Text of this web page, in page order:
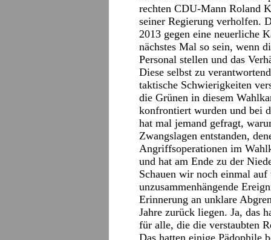
rechten CDU-Mann Roland
seiner Regierung verholfen.
2013 gegen eine neuerliche
nächstes Mal so sein, wenn
Personal stellen und das
Diese selbst zu
taktische Schwierigkeiten
die Grünen in diesem
konfrontiert wurden und bei
hat mal jemand gefragt,
Zwangslagen entstanden,
Angriffsoperationen im
und hat am Ende zu der
Schauen wir noch einmal auf
unzusammenhängende
Erinnerung an unklare
Jahre zurück liegen. Ja, das
für alle, die die verstaubten
Das hatten einige Pädophile